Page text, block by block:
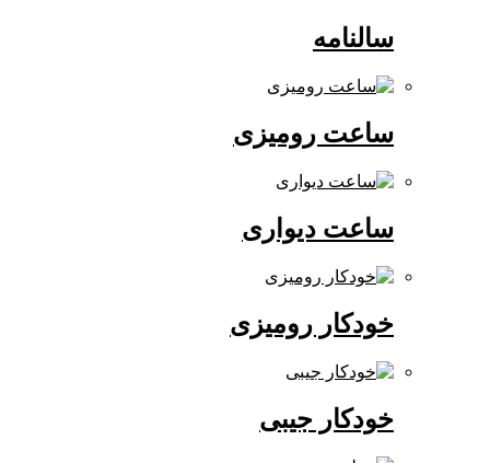
ساعت رومیزی
ساعت دیواری
خودکار رومیزی
خودکار جیبی